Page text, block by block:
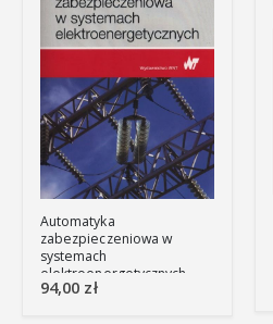
Automatyka
zabezpieczeniowa w
systemach
elektroenergetycznych
94,00 zł